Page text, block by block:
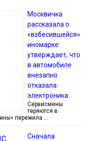
Москвичка
рассказала о
«взбесившейся»
иномарке:
утверждает, что
в автомобиле
внезапно
отказала
электроника
Сервисмены
теряются в
пережила …
Сначала